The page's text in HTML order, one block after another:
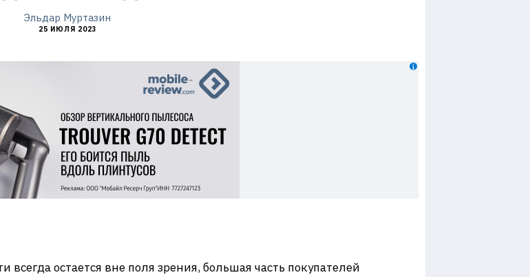
Эльдар Муртазин
25 ИЮЛЯ 2023
остается вне поля зрения, большая часть покупателей